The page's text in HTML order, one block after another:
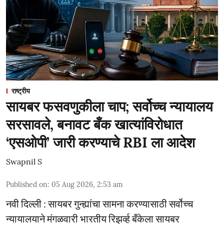
राष्ट्रीय
सायबर फसवणुकीला चाप; सर्वोच्च न्यायालय
सरसावले, बनावट बँक खात्यांविरोधात
‘एसओपी’ जारी करण्याचे RBI ला आदेश
Swapnil S
Published on: 05 Aug 2026, 2:53 am
नवी दिल्ली : सायबर गुन्ह्यांचा सामना करण्यासाठी सर्वोच्च
न्यायालयाने मंगळवारी भारतीय रिझर्व्ह बँकेला सायबर